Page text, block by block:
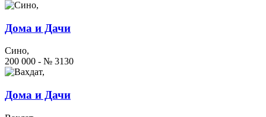
Дома и Дачи
Сино,
200 000 - № 3130
Дома и Дачи